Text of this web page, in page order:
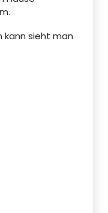
kann sieht man